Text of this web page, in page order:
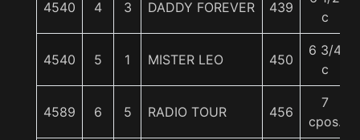
4540 4 3 DADDY FOREVER 439
c
4540 5 1 MISTER LEO 450
6 3/4
c
4589 6 5 RADIO TOUR 456
7
cpos.